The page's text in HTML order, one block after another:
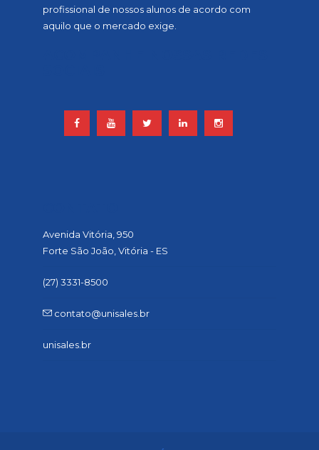
profissional de nossos alunos de acordo com
aquilo que o mercado exige.
Avenida Vitória, 950
Forte São João, Vitória - ES
(27) 3331-8500
contato@unisales.br
unisales.br